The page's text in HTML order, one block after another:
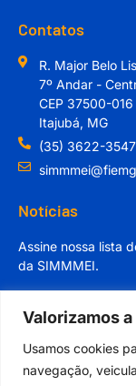
Valorizamos
Usamos cookies
navegação,
Contatos
R. Major Belo
7º Andar -
CEP 37500-016
Itajubá, MG
(35) 3622-3547
Notícias
Assine nossa lista
da SIMMMEI.
Cadastrar